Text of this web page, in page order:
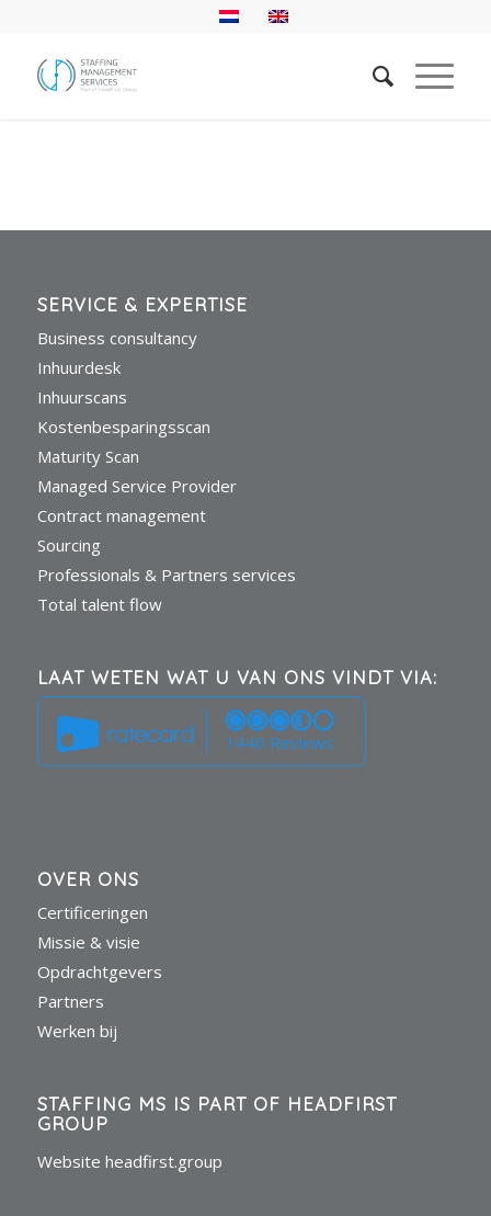
SERVICE & EXPERTISE
Business consultancy
Inhuurdesk
Inhuurscans
Kostenbesparingsscan
Maturity Scan
Managed Service Provider
Contract management
Sourcing
Professionals & Partners services
Total talent flow
LAAT WETEN WAT U VAN ONS VINDT VIA:
1446 Reviews
OVER ONS
Certificeringen
Missie & visie
Opdrachtgevers
Partners
Werken bij
STAFFING MS IS PART OF HEADFIRST
GROUP
Website headfirst.group